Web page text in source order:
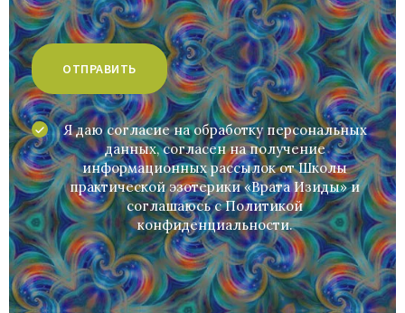
Я даю согласие на обработку персональных
данных, согласен на получение
информационных рассылок от Школы
практической эзотерики «Врата Изиды» и
соглашаюсь cПолитикой
конфиденциальности.